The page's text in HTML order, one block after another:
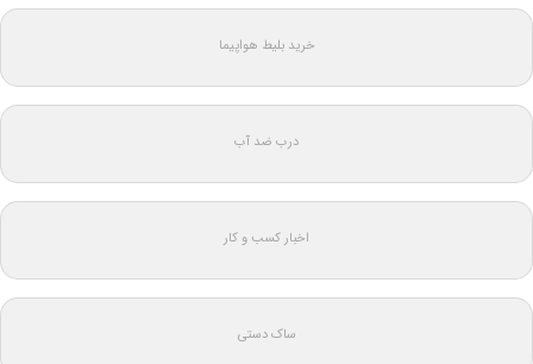
خرید بلیط هواپیما
درب ضد آب
اخبار کسب و کار
ساک دستی